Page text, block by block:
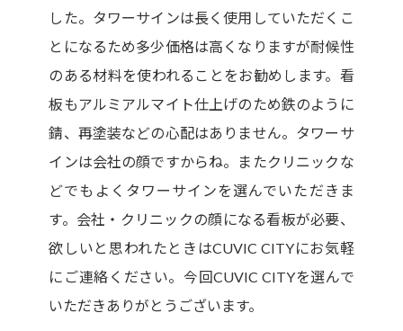
した。タワーサインは長く使用していただくこ
とになるため多少価格は高くなりますが耐候性
のある材料を使われることをお勧めします。看
板もアルミアルマイト仕上げのため鉄のように
錆、再塗装などの心配はありません。タワーサ
インは会社の顔ですからね。またクリニックな
どでもよくタワーサインを選んでいただきま
す。会社・クリニックの顔になる看板が必要、
欲しいと思われたときはCUVIC CITYにお気軽
にご連絡ください。今回CUVIC CITYを選んで
いただきありがとうございます。